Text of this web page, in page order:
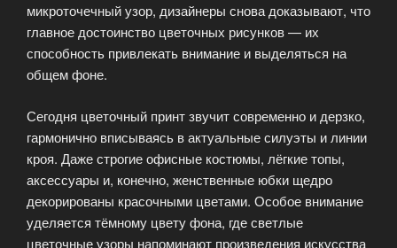
микроточечный узор, дизайнеры снова доказывают, что
главное достоинство цветочных рисунков — их
способность привлекать внимание и выделяться на
общем фоне.
Сегодня цветочный принт звучит современно и дерзко,
гармонично вписываясь в актуальные силуэты и линии
кроя. Даже строгие офисные костюмы, лёгкие топы,
аксессуары и, конечно, женственные юбки щедро
декорированы красочными цветами. Особое внимание
уделяется тёмному цвету фона, где светлые
цветочные узоры напоминают произведения искусства